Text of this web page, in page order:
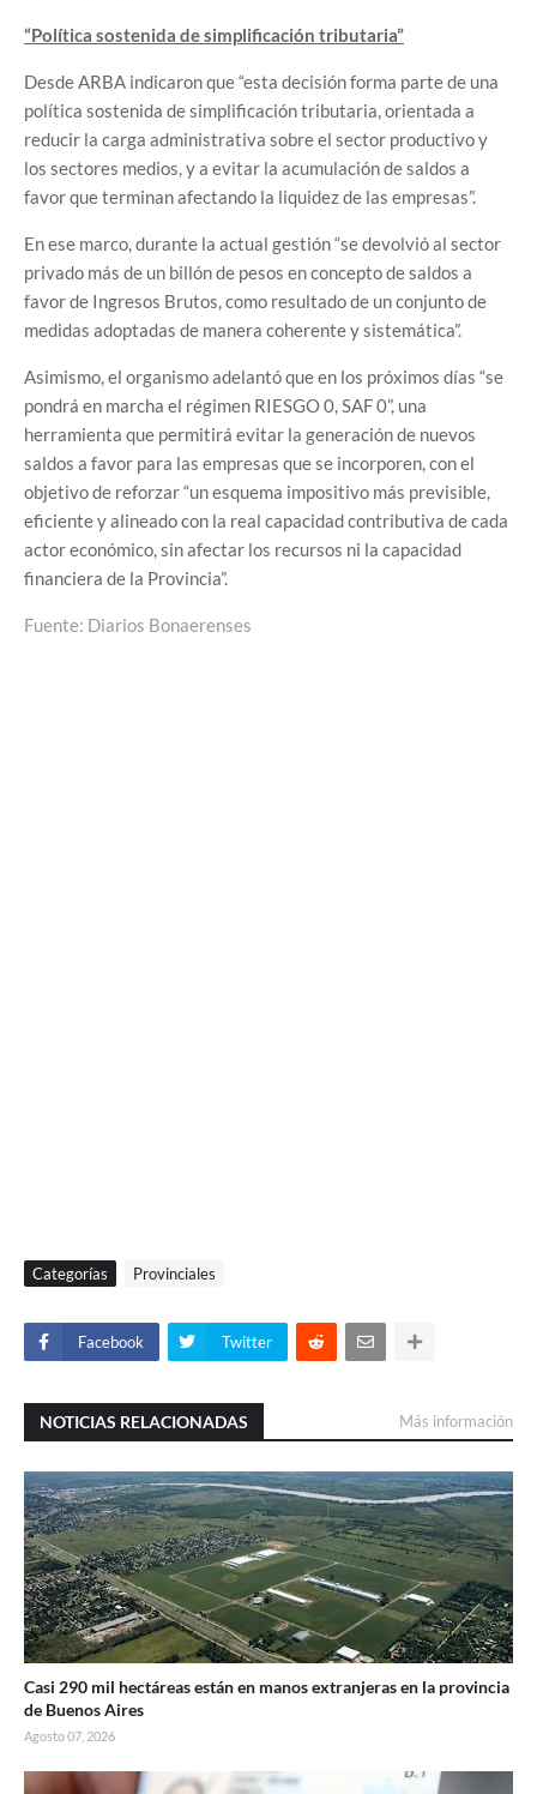
“Política sostenida de simplificación tributaria”
Desde ARBA indicaron que “esta decisión forma parte de una
política sostenida de simplificación tributaria, orientada a
reducir la carga administrativa sobre el sector productivo y
los sectores medios, y a evitar la acumulación de saldos a
favor que terminan afectando la liquidez de las empresas”.
En ese marco, durante la actual gestión “se devolvió al sector
privado más de un billón de pesos en concepto de saldos a
favor de Ingresos Brutos, como resultado de un conjunto de
medidas adoptadas de manera coherente y sistemática”.
Asimismo, el organismo adelantó que en los próximos días “se
pondrá en marcha el régimen RIESGO 0, SAF 0”, una
herramienta que permitirá evitar la generación de nuevos
saldos a favor para las empresas que se incorporen, con el
objetivo de reforzar “un esquema impositivo más previsible,
eficiente y alineado con la real capacidad contributiva de cada
actor económico, sin afectar los recursos ni la capacidad
financiera de la Provincia”.
Fuente: Diarios Bonaerenses
Categorías Provinciales
Facebook Twitter
NOTICIAS RELACIONADAS Más información
Casi 290 mil hectáreas están en manos extranjeras en la provincia
de Buenos Aires
Agosto 07, 2026